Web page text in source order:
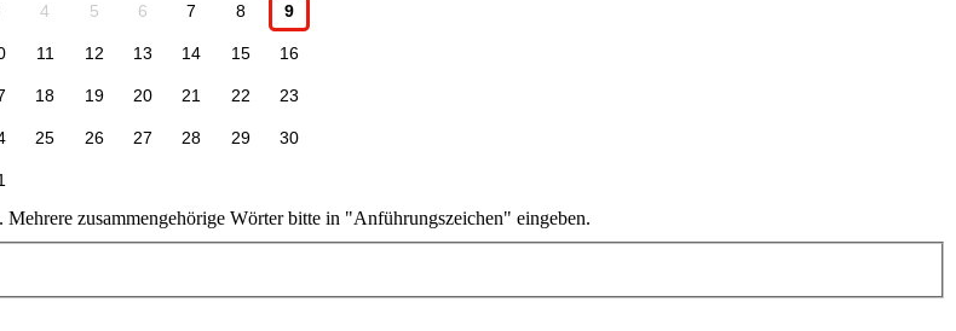
4 5 6 7 8 9
11 12 13 14 15 16
18 19 20 21 22 23
25 26 27 28 29 30
zusammengehörige Wörter bitte in "Anführungszeichen" eingeben.